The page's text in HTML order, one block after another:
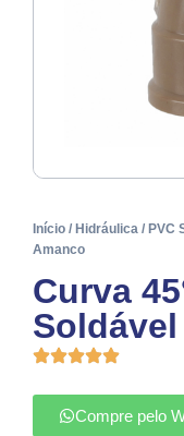
Início / Hidráulica / PVC
Amanco
Curva
Compre pelo